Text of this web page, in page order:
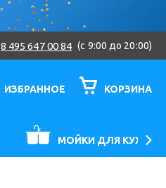
8 495 647 00 84 (c 9:00 до 20:00)
ИЗБРАННОЕ КОРЗИНА
МОЙКИ ДЛЯ КУХНИ